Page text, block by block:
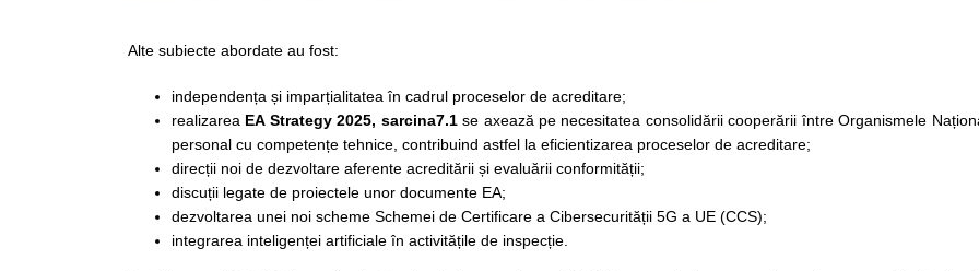
Alte subiecte abordate au fost:
independența și imparțialitatea în cadrul proceselor de acreditare;
realizarea EA Strategy 2025, sarcina7.1se axează pe necesitatea consolidării cooperării între Organismele
personal cu competențe tehnice, contribuind astfel la eficientizarea proceselor de acreditare;
direcții noi de dezvoltare aferente acreditării și evaluării conformității;
discuții legate de proiectele unor documente EA;
dezvoltarea unei noi scheme Schemei de Certificare a Cibersecurității 5G a UE (CCS);
integrarea inteligenței artificiale în activitățile de inspecție.